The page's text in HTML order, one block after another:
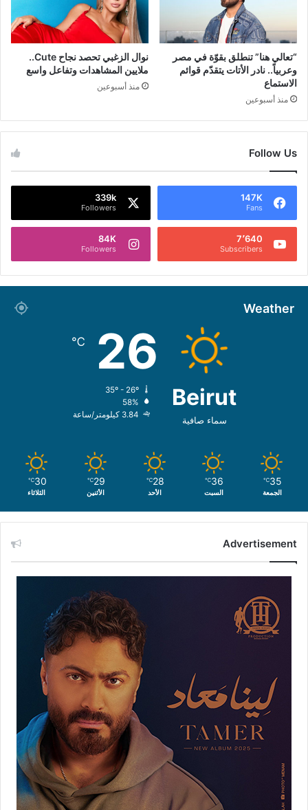
“تعالي هنا” تنطلق بقوّة في مصر
وعربياً.. نادر الأتات يتقدّم قوائم
الاستماع
منذ أسبوعين
نوال الزغبي تحصد نجاح Cute..
ملايين المشاهدات وتفاعل واسع
منذ أسبوعين
Follow Us
147K
Fans
339k
Followers
7٬640
Subscribers
84K
Followers
Weather
Beirut
سماء صافية
26
℃
58%
3.84 كيلومتر/ساعة
35
℃
الجمعة
36
℃
السبت
28
℃
الأحد
29
℃
الأثنين
30
℃
الثلاثاء
Advertisement